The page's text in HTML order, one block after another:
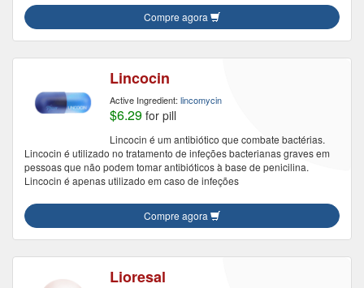
Compre agora
Lincocin
Active Ingredient: lincomycin
$6.29 for pill
Lincocin é um antibiótico que combate bactérias.
Lincocin é utilizado no tratamento de infeções bacterianas graves em
pessoas que não podem tomar antibióticos à base de penicilina.
Lincocin é apenas utilizado em caso de infeções
Compre agora
Lioresal